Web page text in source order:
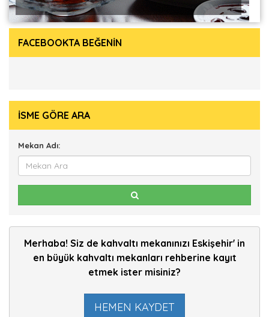
FACEBOOKTA BEĞENİN
İSME GÖRE ARA
Mekan Adı:
Merhaba! Siz de kahvaltı mekanınızı Eskişehir' in
en büyük kahvaltı mekanları rehberine kayıt
etmek ister misiniz?
HEMEN KAYDET